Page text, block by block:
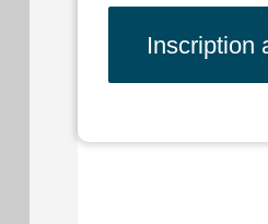
Inscription